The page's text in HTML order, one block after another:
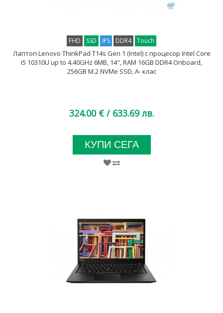
FHD SSD IPS DDR4 Touch
Лаптоп Lenovo ThinkPad T14s Gen 1 (Intel) с процесор Intel Core
i5 10310U up to 4.40GHz 6MB, 14", RAM 16GB DDR4 Onboard,
256GB M.2 NVMe SSD, A- клас
324.00 € / 633.69 лв.
КУПИ СЕГА